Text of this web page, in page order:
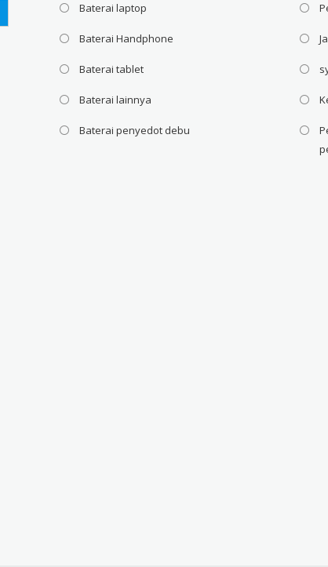
Baterai laptop
Baterai Handphone
Baterai tablet
Baterai lainnya
Baterai penyedot debu